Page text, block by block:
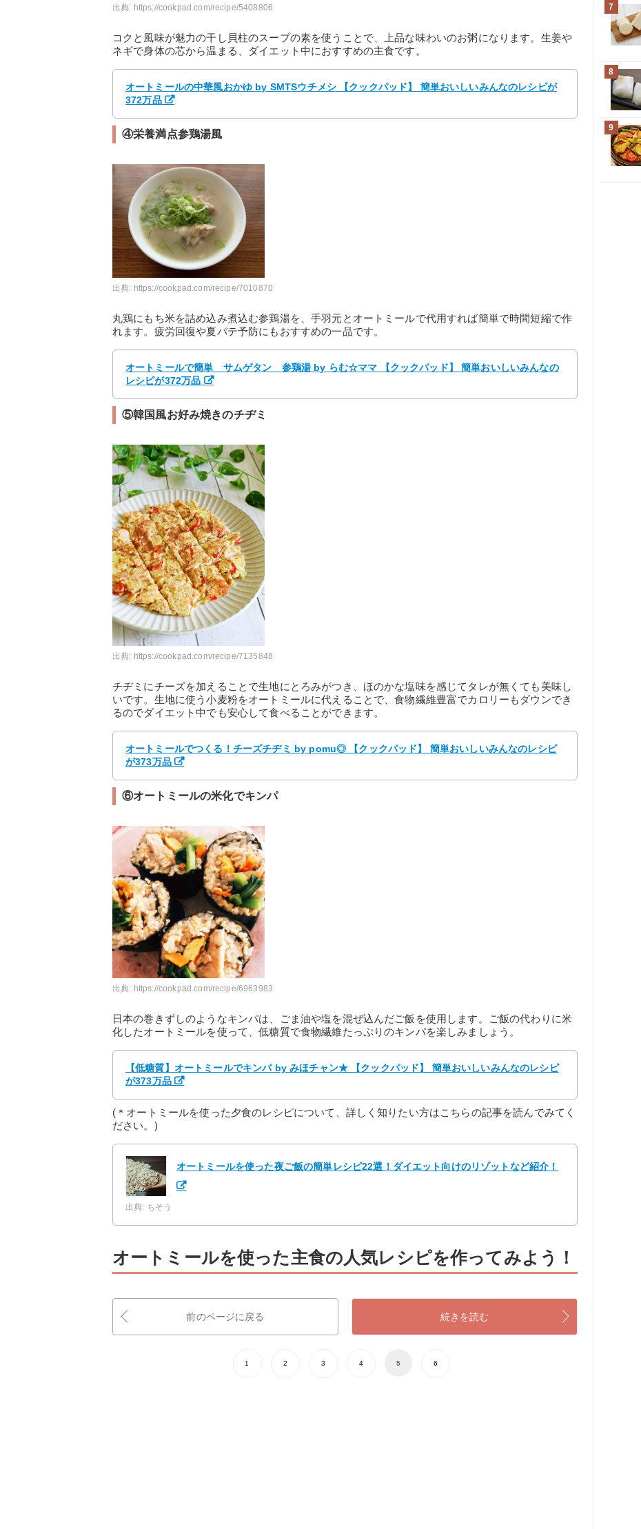
出典: https://cookpad.com/recipe/5408806
コクと風味が魅力の干し貝柱のスープの素を使うことで、上品な味わいのお粥になります。生姜や
ネギで身体の芯から温まる、ダイエット中におすすめの主食です。
オートミールの中華風おかゆ by SMTSウチメシ 【クックパッド】 簡単おいしいみんなのレシピが
372万品
④栄養満点参鶏湯風
出典: https://cookpad.com/recipe/7010870
丸鶏にもち米を詰め込み煮込む参鶏湯を、手羽元とオートミールで代用すれば簡単で時間短縮で作
れます。疲労回復や夏バテ予防にもおすすめの一品です。
オートミールで簡単 サムゲタン 参鶏湯 by らむ☆ママ 【クックパッド】 簡単おいしいみんなの
レシピが372万品
⑤韓国風お好み焼きのチヂミ
出典: https://cookpad.com/recipe/7135848
チヂミにチーズを加えることで生地にとろみがつき、ほのかな塩味を感じてタレが無くても美味し
いです。生地に使う小麦粉をオートミールに代えることで、食物繊維豊富でカロリーもダウンでき
るのでダイエット中でも安心して食べることができます。
オートミールでつくる！チーズチヂミ by pomu◎ 【クックパッド】 簡単おいしいみんなのレシピ
が373万品
⑥オートミールの米化でキンパ
出典: https://cookpad.com/recipe/6963983
日本の巻きずしのようなキンパは、ごま油や塩を混ぜ込んだご飯を使用します。ご飯の代わりに米
化したオートミールを使って、低糖質で食物繊維たっぷりのキンパを楽しみましょう。
【低糖質】オートミールでキンパ by みほチャン★ 【クックパッド】 簡単おいしいみんなのレシピ
が373万品
(＊オートミールを使った夕食のレシピについて、詳しく知りたい方はこちらの記事を読んでみてく
ださい。)
オートミールを使った夜ご飯の簡単レシピ22選！ダイエット向けのリゾットなど紹介！
出典: ちそう
オートミールを使った主食の人気レシピを作ってみよう！
前のページに戻る 続きを読む
1 2 3 4 5 6
7
8
9